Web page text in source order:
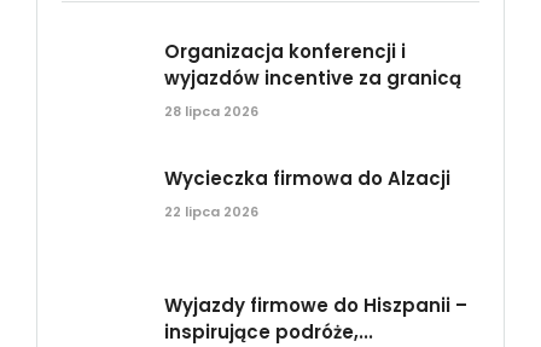
Organizacja konferencji i
wyjazdów incentive za granicą
28 lipca 2026
Wycieczka firmowa do Alzacji
22 lipca 2026
Wyjazdy firmowe do Hiszpanii –
inspirujące podróże,...